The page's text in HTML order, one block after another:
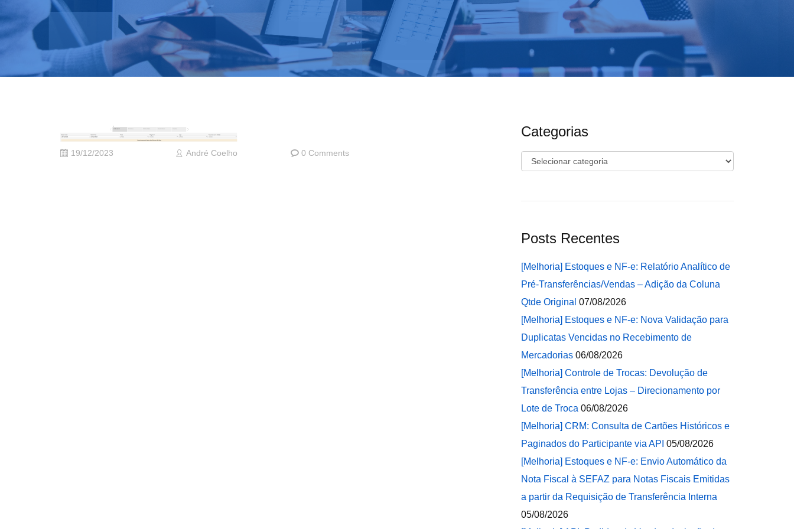
19/12/2023 André Coelho 0 Comments
Categorias
Categorias
Posts Recentes
[Melhoria] Estoques e NF-e: Relatório Analítico de
Pré-Transferências/Vendas – Adição da Coluna
Qtde Original 07/08/2026
[Melhoria] Estoques e NF-e: Nova Validação para
Duplicatas Vencidas no Recebimento de
Mercadorias 06/08/2026
[Melhoria] Controle de Trocas: Devolução de
Transferência entre Lojas – Direcionamento por
Lote de Troca 06/08/2026
[Melhoria] CRM: Consulta de Cartões Históricos e
Paginados do Participante via API 05/08/2026
[Melhoria] Estoques e NF-e: Envio Automático da
Nota Fiscal à SEFAZ para Notas Fiscais Emitidas
a partir da Requisição de Transferência Interna
05/08/2026